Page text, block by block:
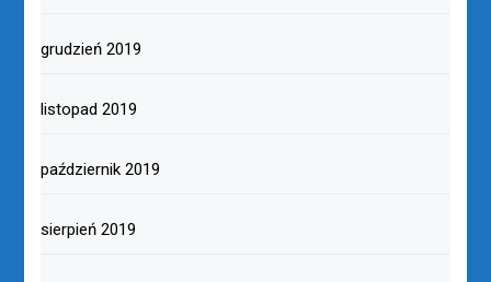
grudzień 2019
listopad 2019
październik 2019
sierpień 2019